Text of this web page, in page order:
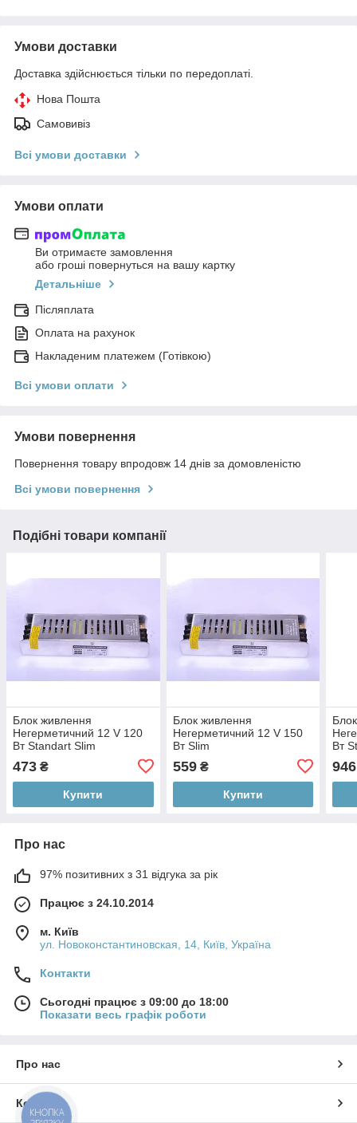
Умови доставки
Доставка здійснюється тільки по передоплаті.
Нова Пошта
Самовивіз
Всі умови доставки
Умови оплати
Ви отримаєте замовлення
або гроші повернуться на вашу картку
Детальніше
Післяплата
Оплата на рахунок
Накладеним платежем (Готівкою)
Всі умови оплати
Умови повернення
Повернення товару впродовж 14 днів за домовленістю
Всі умови повернення
Подібні товари компанії
Блок живлення
Негерметичний 12 V 120
Вт Standart Slim
473 ₴
Купити
Блок живлення
Негерметичний 12 V 150
Вт Slim
559₴
Купити
Вт
946
Про нас
97% позитивних з 31 відгука за рік
Працює з 24.10.2014
м. Київ
ул. Новоконстантиновская, 14, Київ, Україна
Контакти
Сьогодні працює з 09:00 до 18:00
Показати весь графік роботи
Про нас
Контакти
КНОПКА